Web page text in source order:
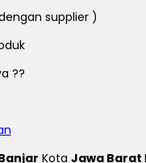
supplier )
??
Kota Jawa Barat